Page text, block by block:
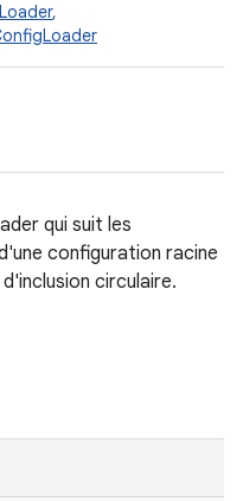
,
qui suit les
configuration racine
circulaire.